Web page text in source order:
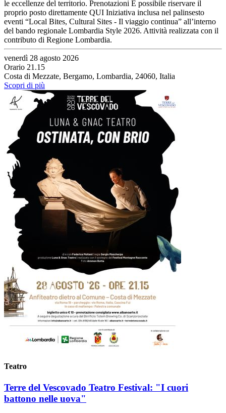
le eccellenze del territorio. Prenotazioni È possibile riservare il
proprio posto direttamente QUI Iniziativa inclusa nel palinsesto
eventi “Local Bites, Cultural Sites - Il viaggio continua” all’interno
del bando regionale Lombardia Style 2026. Attività realizzata con il
contributo di Regione Lombardia.
venerdì 28 agosto 2026
Orario 21.15
Costa di Mezzate, Bergamo, Lombardia, 24060, Italia
Scopri di più
Teatro
Terre del Vescovado Teatro Festival: "I cuori
battono nelle uova"